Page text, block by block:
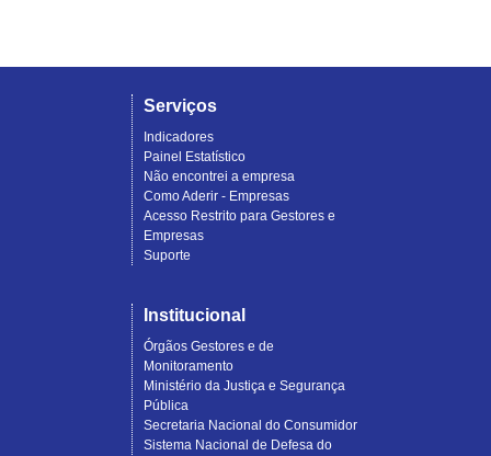
Serviços
Indicadores
Painel Estatístico
Não encontrei a empresa
Como Aderir - Empresas
Acesso Restrito para Gestores e
Empresas
Suporte
Institucional
Órgãos Gestores e de
Monitoramento
Ministério da Justiça e Segurança
Pública
Secretaria Nacional do Consumidor
Sistema Nacional de Defesa do